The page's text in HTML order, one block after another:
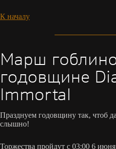
К началу
Марш
годовщине
Immortal
Празднуем годовщину так, чтоб
слышно!
Торжества пройдут с 03:00 6